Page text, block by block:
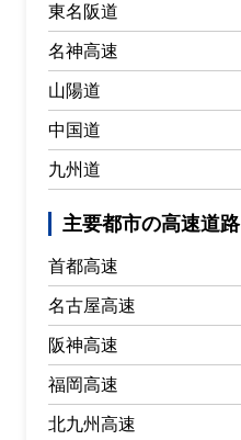
東名阪道
名神高速
山陽道
中国道
九州道
主要都市の高速道路
首都高速
名古屋高速
阪神高速
福岡高速
北九州高速